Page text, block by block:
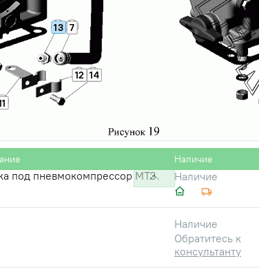
7
12
13
14
Наличие
компрессора Д-245/
ОАО "ММЗ"
Наличие
М10х1,0х22 топливной
отв.)
медь (комплект 100
под пневмокомпрессор МТЗ Наличие
Наличие
Обратитесь к
консультанту